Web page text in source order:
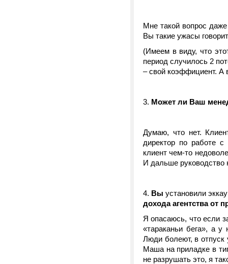
Мне такой вопрос даже
Вы такие ужасы
(Имеем в виду, что
период случилось 2
– свой коэффициент. А
3. Может ли Ваш
Думаю, что нет.
директор по работе с
клиент чем-то
И дальше руководство
4. Вы установили
дохода агентства от
Я опасаюсь, что если
«тараканьи бега», а
Люди болеют, в отпуск
Маша на приладке в
не разрушать это, я